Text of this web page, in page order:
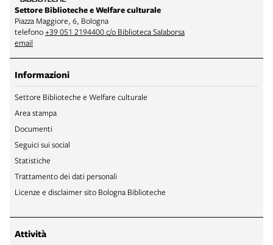
Settore Biblioteche e Welfare culturale
Piazza Maggiore, 6, Bologna
telefono+39 051 2194400 c/o Biblioteca Salaborsa
email
Informazioni
Settore Biblioteche e Welfare culturale
Area stampa
Documenti
Seguici sui social
Statistiche
Trattamento dei dati personali
Licenze e disclaimer sito Bologna Biblioteche
Attività